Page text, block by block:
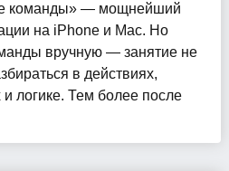
команды» — мощнейший
на iPhone и Mac. Но
вручную — занятие не
в действиях,
логике. Тем более после